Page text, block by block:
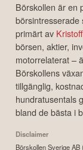
Börskollen är en
börsintresserade
primärt av
börsen, aktier,
motorrelaterat –
Börskollens
tillgänglig,
hundratusentals
bland de bästa i
Disclaimer
Börskollen Sverige